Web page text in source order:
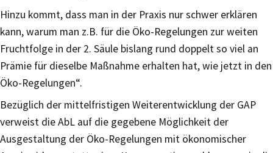
Hinzu kommt, dass man in der Praxis nur schwer erklären
kann, warum man z.B. für die Öko-Regelungen zur weiten
Fruchtfolge in der 2. Säule bislang rund doppelt so viel an
Prämie für dieselbe Maßnahme erhalten hat, wie jetzt in den
Öko-Regelungen“.
Bezüglich der mittelfristigen Weiterentwicklung der GAP
verweist die AbL auf die gegebene Möglichkeit der
Ausgestaltung der Öko-Regelungen mit ökonomischer